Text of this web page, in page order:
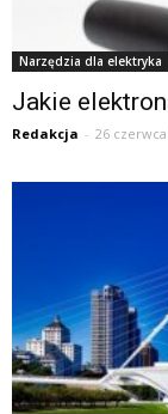
Narzędzia dla elektryka
Jakie
Redakcja - 26 czerwca